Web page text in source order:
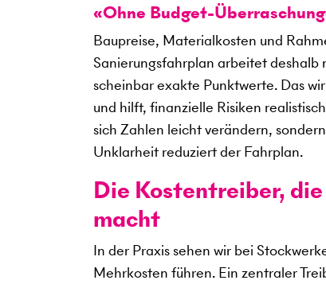
«Ohne Budget-
Baupreise, Materialkosten und
Sanierungsfahrplan arbeitet
scheinbar exakte Punktwerte. Das
und hilft, finanzielle Risiken
sich Zahlen leicht verändern,
Unklarheit reduziert der Fahrplan.
Die Kostentreiber,
macht
In der Praxis sehen wir bei
Mehrkosten führen. Ein zentraler